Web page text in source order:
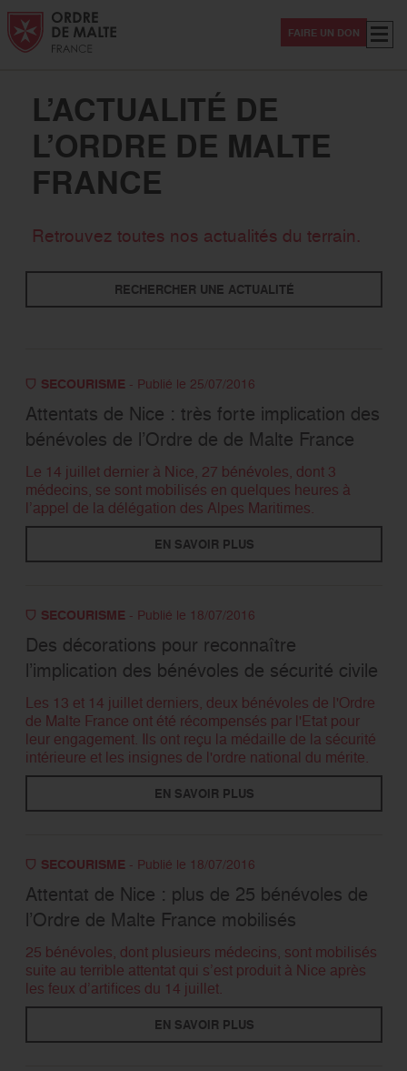
FAIRE UN DON
L’ACTUALITÉ DE
L’ORDRE DE MALTE
FRANCE
Retrouvez toutes nos actualités du terrain.
RECHERCHER UNE ACTUALITÉ
Thématiques
Solidarité
Evénement
Covid-19
RECHERCHER
SECOURISME- Publié le 25/07/2016
Attentats de Nice : très forte implication des
bénévoles de l’Ordre de de Malte France
Le 14 juillet dernier à Nice, 27 bénévoles, dont 3
médecins, se sont mobilisés en quelques heures à
l’appel de la délégation des Alpes Maritimes.
EN SAVOIR PLUS
SECOURISME- Publié le 18/07/2016
Des décorations pour reconnaître
l’implication des bénévoles de sécurité civile
Les 13 et 14 juillet derniers, deux bénévoles de l'Ordre
de Malte France ont été récompensés par l'Etat pour
leur engagement. Ils ont reçu la médaille de la sécurité
intérieure et les insignes de l'ordre national du mérite.
EN SAVOIR PLUS
SECOURISME- Publié le 18/07/2016
Attentat de Nice : plus de 25 bénévoles de
l’Ordre de Malte France mobilisés
25 bénévoles, dont plusieurs médecins, sont mobilisés
suite au terrible attentat qui s’est produit à Nice après
les feux d’artifices du 14 juillet.
EN SAVOIR PLUS